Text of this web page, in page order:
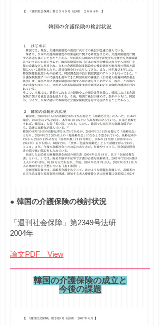
● 韓国の介護保険の検討状況
「週刊社会保障」第2349号法研
2004年
論文PDF View
韓国の介護保険の成立と
今後の課題